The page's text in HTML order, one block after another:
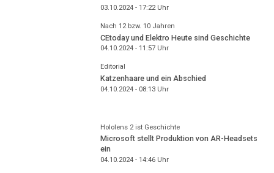
03.10.2024 - 17:22Uhr
Nach 12 bzw. 10 Jahren
CEtoday und Elektro Heute sind Geschichte
04.10.2024 - 11:57Uhr
Editorial
Katzenhaare und ein Abschied
04.10.2024 - 08:13Uhr
Hololens 2 ist Geschichte
Microsoft stellt Produktion von AR-Headsets
ein
04.10.2024 - 14:46Uhr